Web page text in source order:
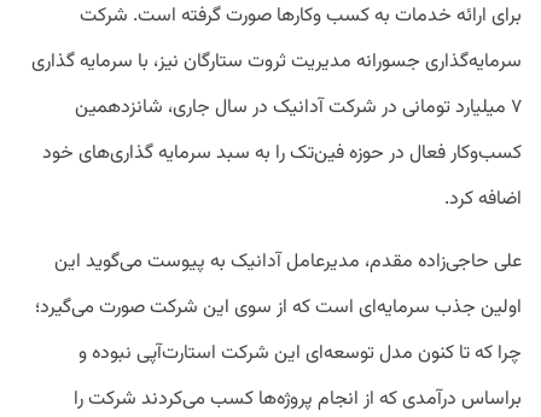
برای ارائه خدمات به کسب وکارها صورت گرفته است. شرکت
سرمایه‌گذاری جسورانه مدیریت ثروت ستارگان نیز، با سرمایه گذاری
۷ میلیارد تومانی در شرکت آدانیک در سال جاری، شانزدهمین
کسب‌وکار فعال در حوزه فین‌تک را به سبد سرمایه گذاری‌های خود
اضافه کرد.
علی حاجی‌زاده مقدم، مدیرعامل آدانیک به پیوست می‌گوید این
اولین جذب سرمایه‌ای است که از سوی این شرکت صورت می‌گیرد؛
چرا که تا کنون مدل توسعه‌ای این شرکت استارت‌آپی نبوده و
براساس درآمدی که از انجام پروژه‌ها کسب می‌کردند شرکت را